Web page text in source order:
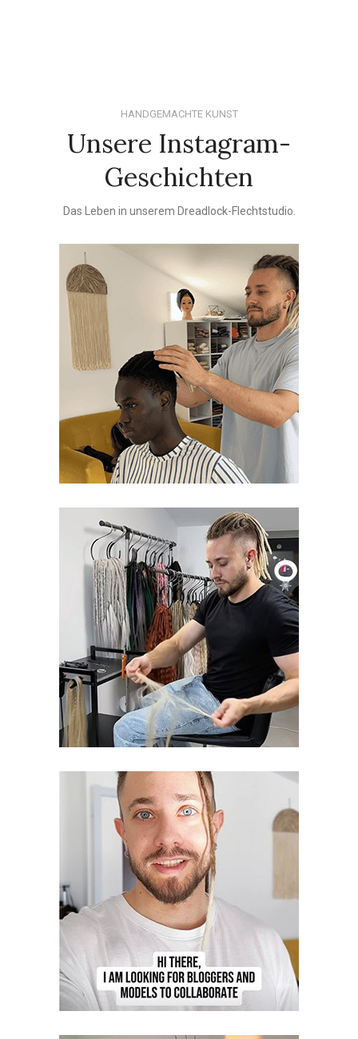
HANDGEMACHTE KUNST
Unsere Instagram-
Geschichten
Das Leben in unserem Dreadlock-Flechtstudio.